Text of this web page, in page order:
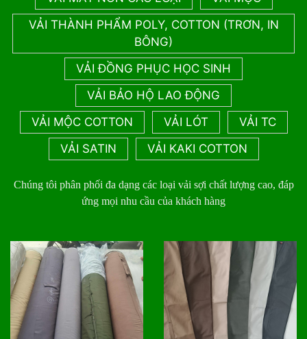
VẢI THÀNH PHẨM POLY, COTTON (TRƠN, IN
BÔNG)
VẢI ĐỒNG PHỤC HỌC SINH
VẢI BẢO HỘ LAO ĐỘNG
VẢI MỘC COTTON
VẢI LÓT
VẢI TC
VẢI SATIN
VẢI KAKI COTTON
Chúng tôi phân phối đa dạng các loại vải sợi chất lượng cao, đáp
ứng mọi nhu cầu của khách hàng